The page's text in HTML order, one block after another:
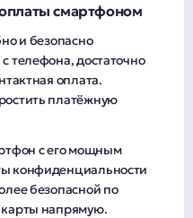
смартфоном
и безопасно
телефона, достаточно
оплата.
платёжную
с его мощным
конфиденциальности
безопасной по
напрямую.